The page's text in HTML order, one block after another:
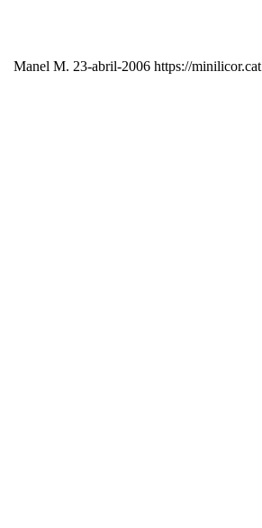
Manel M. 23-abril-2006 https://minilicor.cat